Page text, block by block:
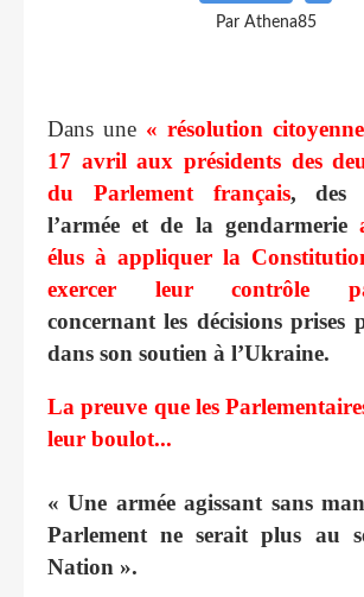
Par Athena85
Dans une « résolution
17 avril aux présidents des
du Parlement français,
des
l’armée et de la gendarmerie
élus à appliquer la
exercer leur contrôle
concernant les décisions prises
dans son soutien à l’Ukraine.
La preuve que les
leur boulot...
« Une armée agissant sans
Parlement ne serait plus au
Nation ».